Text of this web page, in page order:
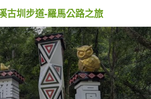
古圳步道-羅馬公路之旅